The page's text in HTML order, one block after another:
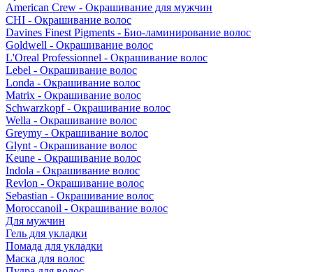
American Crew - Окрашивание для мужчин
CHI - Окрашивание волос
Davines Finest Pigments - Био-ламинирование волос
Goldwell - Окрашивание волос
L'Oreal Professionnel - Окрашивание волос
Lebel - Окрашивание волос
Londa - Окрашивание волос
Matrix - Окрашивание волос
Schwarzkopf - Окрашивание волос
Wella - Окрашивание волос
Greymy - Окрашивание волос
Glynt - Окрашивание волос
Keune - Окрашивание волос
Indola - Окрашивание волос
Revlon - Окрашивание волос
Sebastian - Окрашивание волос
Moroccanoil - Окрашивание волос
Для мужчин
Гель для укладки
Помада для укладки
Маска для волос